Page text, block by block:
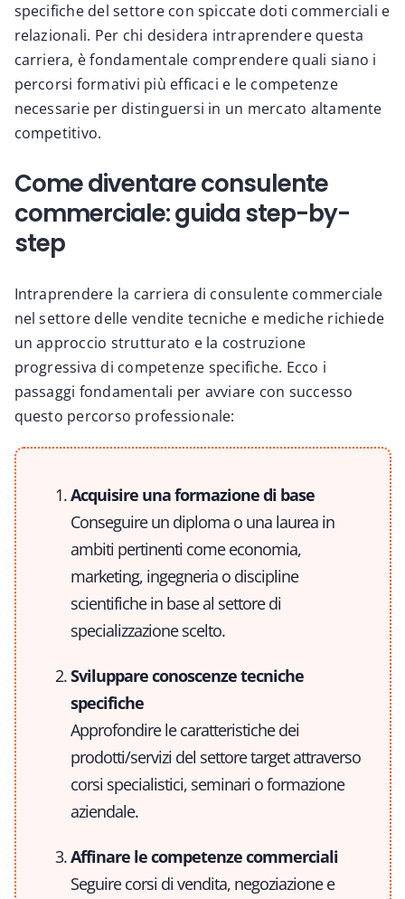
specifiche del settore con spiccate doti commerciali e
relazionali. Per chi desidera intraprendere questa
carriera, è fondamentale comprendere quali siano i
percorsi formativi più efficaci e le competenze
necessarie per distinguersi in un mercato altamente
competitivo.
Come diventare consulente
commerciale: guida step-by-
step
Intraprendere la carriera di consulente commerciale
nel settore delle vendite tecniche e mediche richiede
un approccio strutturato e la costruzione
progressiva di competenze specifiche. Ecco i
passaggi fondamentali per avviare con successo
questo percorso professionale:
Acquisire una formazione di base
Conseguire un diploma o una laurea in
ambiti pertinenti come economia,
marketing, ingegneria o discipline
scientifiche in base al settore di
specializzazione scelto.
Sviluppare conoscenze tecniche
specifiche
Approfondire le caratteristiche dei
prodotti/servizi del settore target attraverso
corsi specialistici, seminari o formazione
aziendale.
Affinare le competenze commerciali
Seguire corsi di vendita, negoziazione e